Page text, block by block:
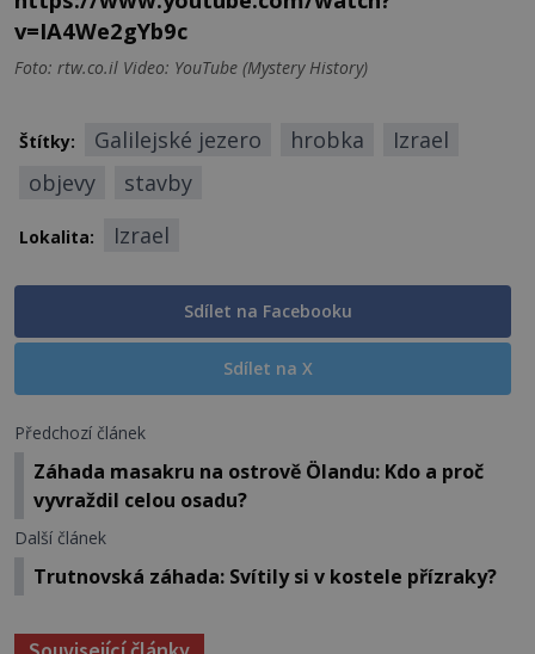
v=IA4We2gYb9c
Foto: rtw.co.il Video: YouTube (Mystery History)
Štítky: Galilejské jezero hrobka
Izrael
objevy
stavby
Lokalita: Izrael
Sdílet na Facebooku
Sdílet na X
Předchozí článek
Záhada masakru na ostrově Ölandu: Kdo a proč
vyvraždil celou osadu?
Další článek
Trutnovská záhada: Svítily si v kostele přízraky?